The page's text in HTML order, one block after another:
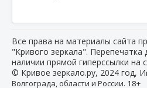
Все права на материалы сайта
"Кривого зеркала". Перепечатка
наличии прямой гиперссылки на
© Кривое зеркало.ру, 2024 год, И
Волгограда, области и России. 18+